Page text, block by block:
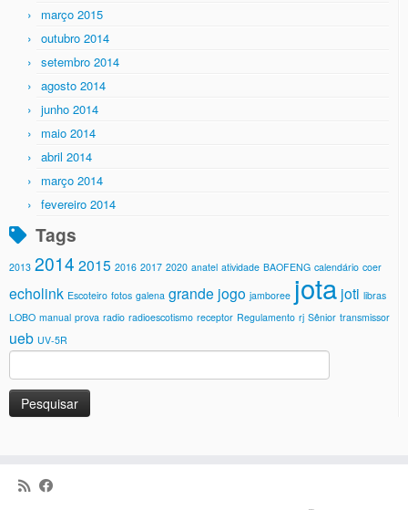
março 2015
outubro 2014
setembro 2014
agosto 2014
junho 2014
maio 2014
abril 2014
março 2014
fevereiro 2014
Tags
2013 2014 2015 2016 2017 2020 anatel atividade BAOFENG calendário coer
echolink Escoteiro fotos galena grande jogo jamboree jota joti libras
LOBO manual prova radio radioescotismo receptor Regulamento rj Sênior transmissor
ueb UV-5R
por: